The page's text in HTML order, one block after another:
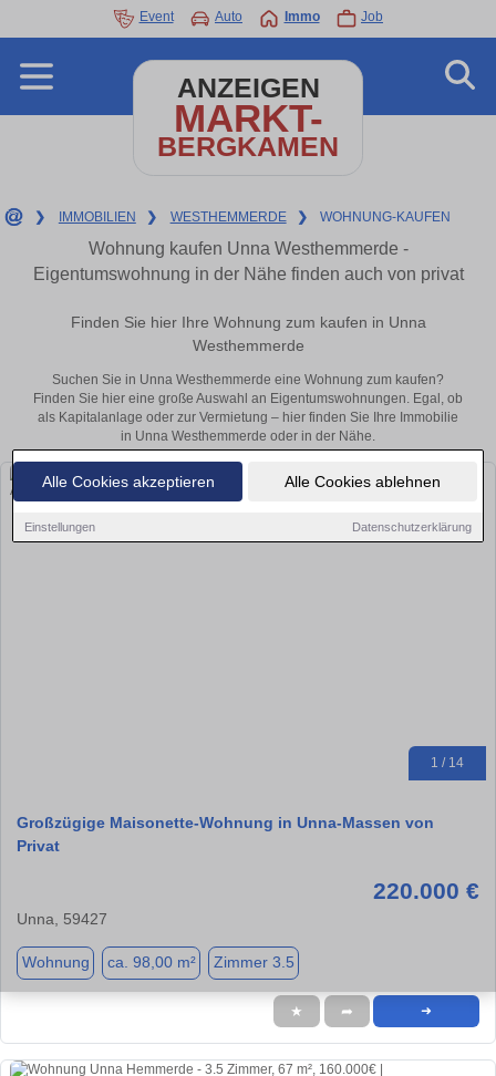
Alle Cookies akzeptieren Alle Cookies ablehnen
Einstellungen Datenschutzerklärung
Event Auto Immo Job
ANZEIGEN
MARKT-
BERGKAMEN
❯ IMMOBILIEN ❯ WESTHEMMERDE ❯ WOHNUNG-KAUFEN
Wohnung kaufen Unna Westhemmerde -
Eigentumswohnung in der Nähe finden auch von privat
Finden Sie hier Ihre Wohnung zum kaufen in Unna
Westhemmerde
Suchen Sie in Unna Westhemmerde eine Wohnung zum kaufen?
Finden Sie hier eine große Auswahl an Eigentumswohnungen. Egal, ob
als Kapitalanlage oder zur Vermietung – hier finden Sie Ihre Immobilie
in Unna Westhemmerde oder in der Nähe.
1 / 14
Großzügige Maisonette-Wohnung in Unna-Massen von
Privat
220.000 €
Unna, 59427
Wohnung ca. 98,00 m² Zimmer 3.5
★ ➦ ➜